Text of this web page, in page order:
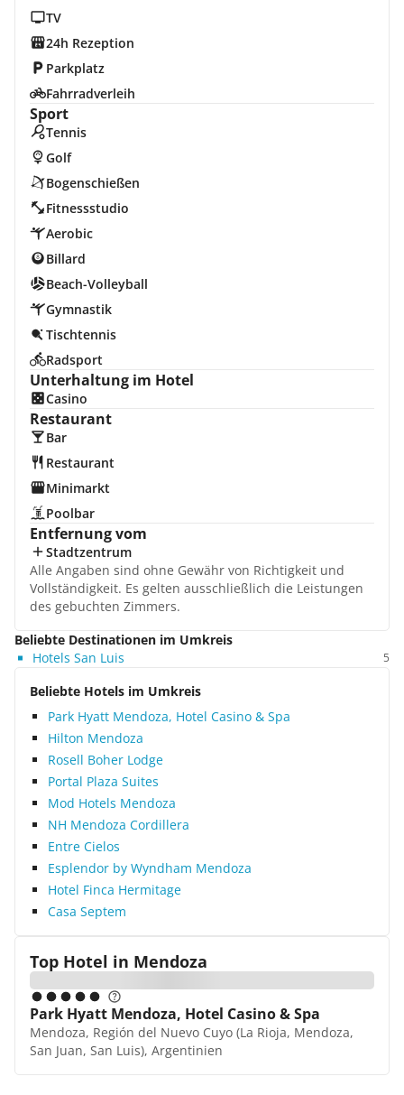
TV
24h Rezeption
Parkplatz
Fahrradverleih
Sport
Tennis
Golf
Bogenschießen
Fitnessstudio
Aerobic
Billard
Beach-Volleyball
Gymnastik
Tischtennis
Radsport
Unterhaltung im Hotel
Casino
Restaurant
Bar
Restaurant
Minimarkt
Poolbar
Entfernung vom
Stadtzentrum
Alle Angaben sind ohne Gewähr von Richtigkeit und
Vollständigkeit. Es gelten ausschließlich die Leistungen
des gebuchten Zimmers.
Beliebte Destinationen im Umkreis
Hotels San Luis
5
Beliebte Hotels im Umkreis
Park Hyatt Mendoza, Hotel Casino & Spa
Hilton Mendoza
Rosell Boher Lodge
Portal Plaza Suites
Mod Hotels Mendoza
NH Mendoza Cordillera
Entre Cielos
Esplendor by Wyndham Mendoza
Hotel Finca Hermitage
Casa Septem
Top Hotel in Mendoza
Park Hyatt Mendoza, Hotel Casino & Spa
Mendoza, Región del Nuevo Cuyo (La Rioja, Mendoza,
San Juan, San Luis), Argentinien